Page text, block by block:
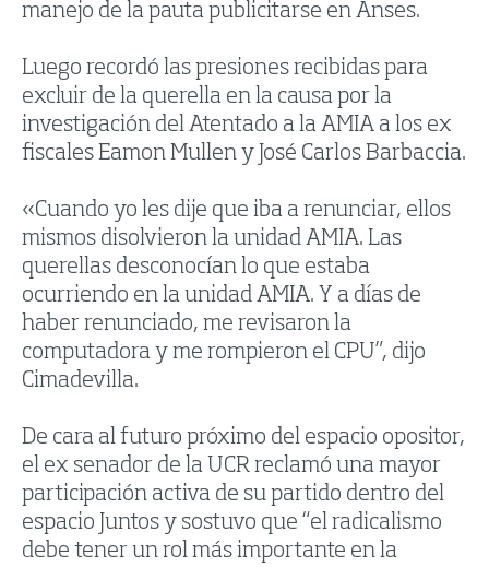
manejo de la pauta publicitarse en Anses.
Luego recordó las presiones recibidas para
excluir de la querella en la causa por la
investigación del Atentado a la AMIA a los ex
fiscales Eamon Mullen y José Carlos Barbaccia.
«Cuando yo les dije que iba a renunciar, ellos
mismos disolvieron la unidad AMIA. Las
querellas desconocían lo que estaba
ocurriendo en la unidad AMIA. Y a días de
haber renunciado, me revisaron la
computadora y me rompieron el CPU”, dijo
Cimadevilla.
De cara al futuro próximo del espacio opositor,
el ex senador de la UCR reclamó una mayor
participación activa de su partido dentro del
espacio Juntos y sostuvo que “el radicalismo
debe tener un rol más importante en la